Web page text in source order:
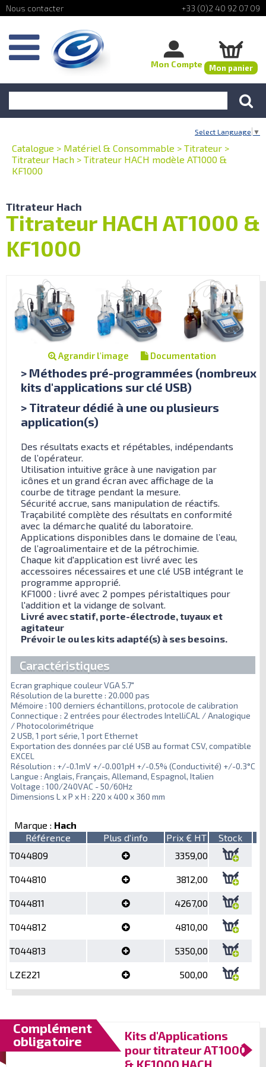
+33 (0)2 40 92 07 09
Mon Compte Mon panier
Select Language ▼
Catalogue > Matériel & Consommable > Titrateur >
Titrateur Hach > Titrateur HACH modèle AT1000 &
KF1000
Titrateur Hach
Titrateur HACH AT1000 &
KF1000
Agrandir l'image Documentation
> Méthodes pré-programmées (nombreux
kits d'applications sur clé USB)
> Titrateur dédié à une ou plusieurs
application(s)
Des résultats exacts et répétables, indépendants
de l’opérateur.
Utilisation intuitive grâce à une navigation par
icônes et un grand écran avec affichage de la
courbe de titrage pendant la mesure.
Sécurité accrue, sans manipulation de réactifs.
Traçabilité complète des résultats en conformité
avec la démarche qualité du laboratoire.
Applications disponibles dans le domaine de l’eau,
de l’agroalimentaire et de la pétrochimie.
Chaque kit d'application est livré avec les
accessoires nécessaires et une clé USB intégrant le
programme approprié.
KF1000 : livré avec 2 pompes péristaltiques pour
l'addition et la vidange de solvant.
Livré avec statif, porte-électrode, tuyaux et
agitateur
Prévoir le ou les kits adapté(s) à ses besoins.
Caractéristiques
Ecran graphique couleur VGA 5.7"
Résolution de la burette : 20.000 pas
Mémoire : 100 derniers échantillons, protocole de calibration
Connectique : 2 entrées pour électrodes IntelliCAL / Analogique
/ Photocolorimétrique
2 USB, 1 port série, 1 port Ethernet
Exportation des données par clé USB au format CSV, compatible
EXCEL
Résolution : +/-0.1mV +/-0.001pH +/-0.5% (Conductivité) +/-0.3°C
Langue : Anglais, Français, Allemand, Espagnol, Italien
Voltage : 100/240VAC - 50/60Hz
Dimensions L x P x H : 220 x 400 x 360 mm
Marque : Hach
Référence
Plus d'info Prix € HT
Stock
T044809
3359,00
T044810 3812,00
T044811 4267,00
T044812 4810,00
T044813 5350,00
LZE221 500,00
Complément
obligatoire
Kits d'Applications
pour titrateur AT1000